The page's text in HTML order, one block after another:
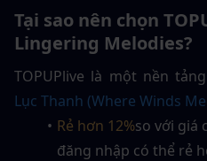
Tại sao nên chọn
Lingering Melodies?
TOPUPlive là một nền tảng
Lục Thanh (Where Winds
Rẻ hơn 12%so với giá
đăng nhập có thể rẻ